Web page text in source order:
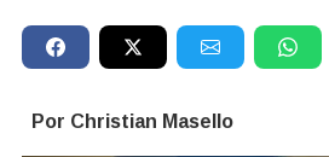
Por Christian Masello